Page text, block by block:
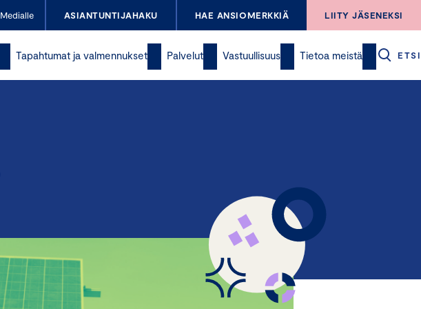
Medialle ASIANTUNTIJAHAKU HAE ANSIOMERKKIÄ LIITY JÄSENEKSI
Tapahtumat ja valmennukset Palvelut Vastuullisuus Tietoa meistä ETSI